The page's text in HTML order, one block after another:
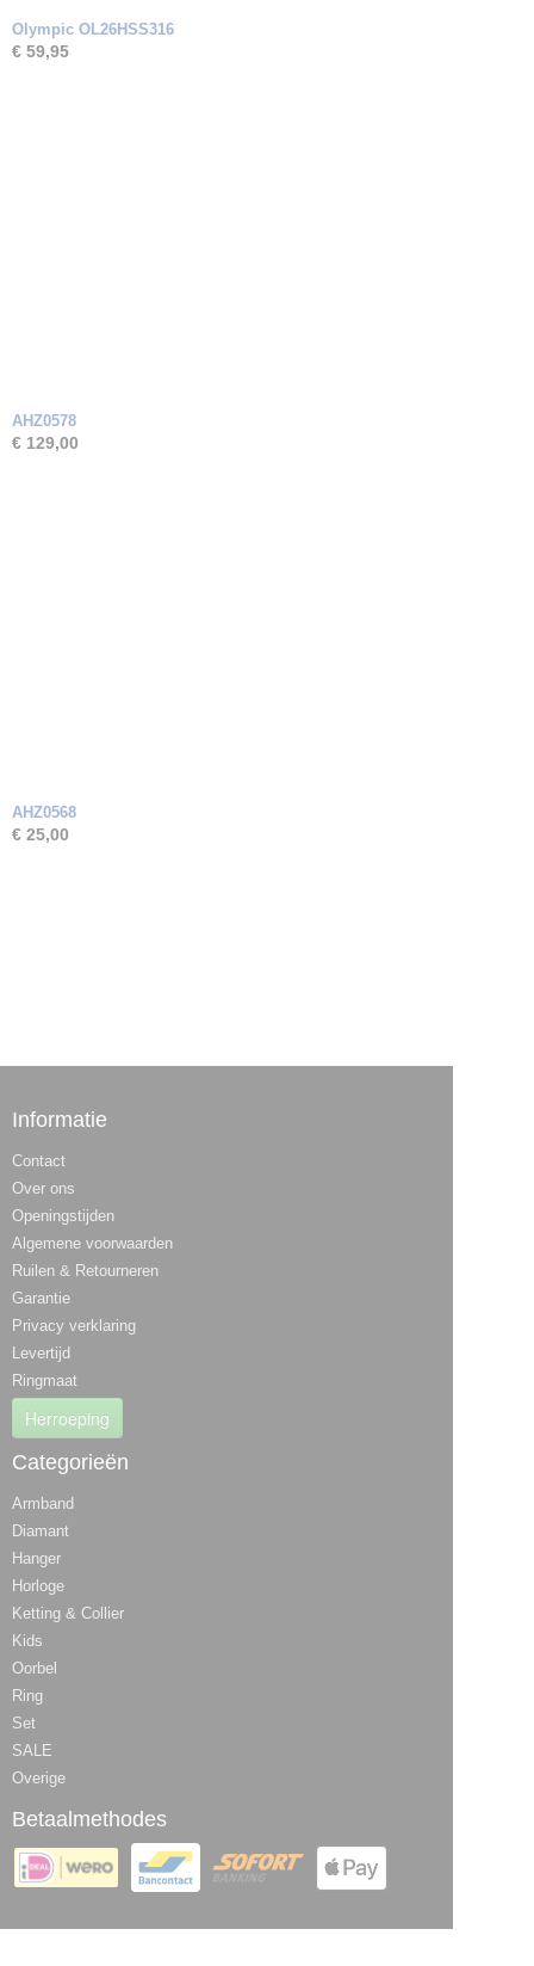
Olympic OL26HSS316
€ 59,95
AHZ0578
€ 129,00
AHZ0568
€ 25,00
Informatie
Contact
Over ons
Openingstijden
Algemene voorwaarden
Ruilen & Retourneren
Garantie
Privacy verklaring
Levertijd
Ringmaat
Herroeping
Categorieën
Armband
Diamant
Hanger
Horloge
Ketting & Collier
Kids
Oorbel
Ring
Set
SALE
Overige
Betaalmethodes